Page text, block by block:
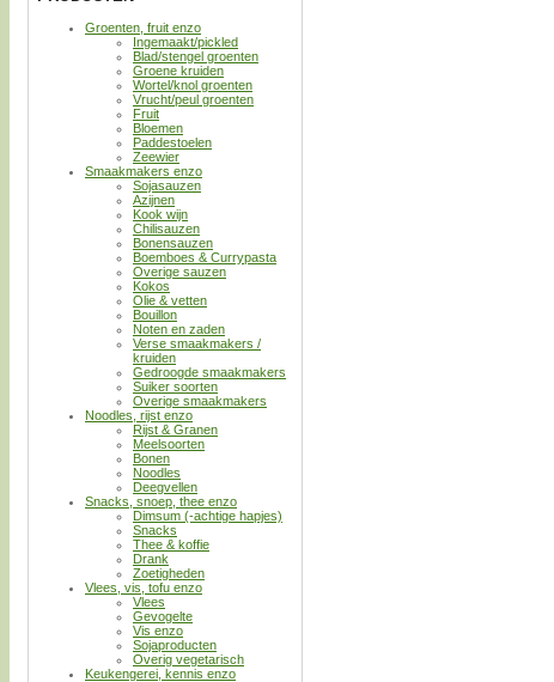
Groenten, fruit enzo
Ingemaakt/pickled
Blad/stengel groenten
Groene kruiden
Wortel/knol groenten
Vrucht/peul groenten
Fruit
Bloemen
Paddestoelen
Zeewier
Smaakmakers enzo
Sojasauzen
Azijnen
Kook wijn
Chilisauzen
Bonensauzen
Boemboes & Currypasta
Overige sauzen
Kokos
Olie & vetten
Bouillon
Noten en zaden
Verse smaakmakers /
kruiden
Gedroogde smaakmakers
Suiker soorten
Overige smaakmakers
Noodles, rijst enzo
Rijst & Granen
Meelsoorten
Bonen
Noodles
Deegvellen
Snacks, snoep, thee enzo
Dimsum (-achtige hapjes)
Snacks
Thee & koffie
Drank
Zoetigheden
Vlees, vis, tofu enzo
Vlees
Gevogelte
Vis enzo
Sojaproducten
Overig vegetarisch
Keukengerei, kennis enzo